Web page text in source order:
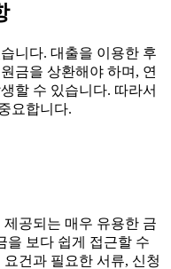
니다. 대출을 이용한 후
금을 상환해야 하며, 연
할 수 있습니다. 따라서
요합니다.
공되는 매우 유용한 금
을 보다 쉽게 접근할 수
건과 필요한 서류, 신청